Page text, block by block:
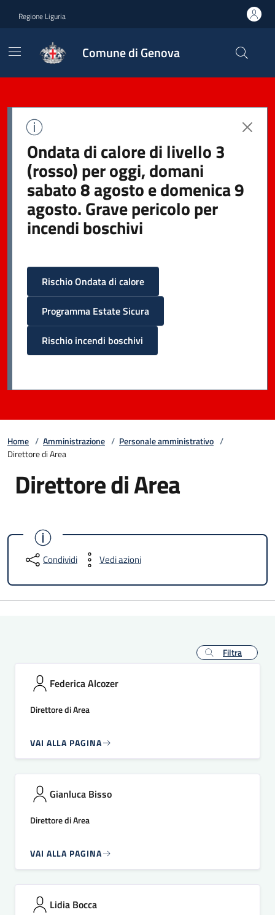
Regione Liguria
Comune di Genova
Ondata di calore di livello 3
(rosso) per oggi, domani
sabato 8 agosto e domenica 9
agosto. Grave pericolo per
incendi boschivi
Rischio Ondata di calore
Programma Estate Sicura
Rischio incendi boschivi
Home / Amministrazione / Personale amministrativo /
Direttore di Area
Direttore di Area
Condividi Vedi azioni
Filtra
Federica Alcozer
Direttore di Area
VAI ALLA PAGINA
Gianluca Bisso
Direttore di Area
VAI ALLA PAGINA
Lidia Bocca